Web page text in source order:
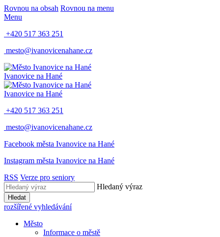
Rovnou na obsah Rovnou na menu
Menu
+420 517 363 251
mesto@ivanovicenahane.cz
Ivanovice na Hané
Ivanovice na Hané
+420 517 363 251
mesto@ivanovicenahane.cz
Facebook města Ivanovice na Hané
Instagram města Ivanovice na Hané
RSS Verze pro seniory
Hledaný výraz
Hledat
rozšířené vyhledávání
Město
Informace o městě